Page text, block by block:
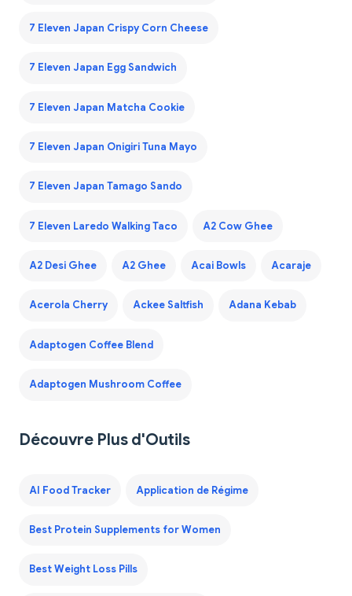
7 Eleven Japan Crispy Corn Cheese
7 Eleven Japan Egg Sandwich
7 Eleven Japan Matcha Cookie
7 Eleven Japan Onigiri Tuna Mayo
7 Eleven Japan Tamago Sando
7 Eleven Laredo Walking Taco A2 Cow Ghee
A2 Desi Ghee A2 Ghee Acai Bowls Acaraje
Acerola Cherry Ackee Saltfish Adana Kebab
Adaptogen Coffee Blend
Adaptogen Mushroom Coffee
Découvre Plus d'Outils
AI Food Tracker Application de Régime
Best Protein Supplements for Women
Best Weight Loss Pills